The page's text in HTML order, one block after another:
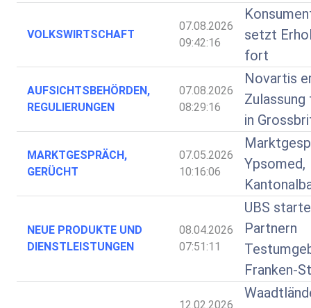
VOLKSWIRTSCHAFT
07.08.2026
09:42:16
setzt
fort
AUFSICHTSBEHÖRDEN,
REGULIERUNGEN
07.08.2026
08:29:16
Novartis
Zulassung
in
MARKTGESPRÄCH,
GERÜCHT
07.05.2026
10:16:06
Ypsomed,
NEUE PRODUKTE UND
DIENSTLEISTUNGEN
08.04.2026
07:51:11
UBS
Partnern
Franken-
12.02.2026